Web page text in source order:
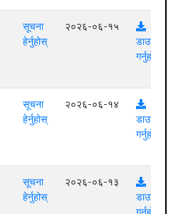
सूचना
हेर्नुहोस्
२०२६-०६-१५
डाउनलोड
गर्नुहोस्
सूचना
हेर्नुहोस्
२०२६-०६-१४
डाउनलोड
गर्नुहोस्
सूचना
हेर्नुहोस्
२०२६-०६-१३
डाउनलोड